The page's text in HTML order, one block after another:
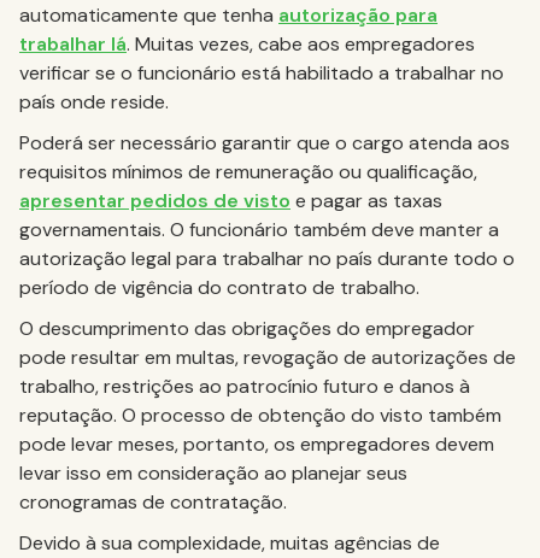
automaticamente que tenha autorização para
trabalhar lá. Muitas vezes, cabe aos empregadores
verificar se o funcionário está habilitado a trabalhar no
país onde reside.
Poderá ser necessário garantir que o cargo atenda aos
requisitos mínimos de remuneração ou qualificação,
apresentar pedidos de visto e pagar as taxas
governamentais. O funcionário também deve manter a
autorização legal para trabalhar no país durante todo o
período de vigência do contrato de trabalho.
O descumprimento das obrigações do empregador
pode resultar em multas, revogação de autorizações de
trabalho, restrições ao patrocínio futuro e danos à
reputação. O processo de obtenção do visto também
pode levar meses, portanto, os empregadores devem
levar isso em consideração ao planejar seus
cronogramas de contratação.
Devido à sua complexidade, muitas agências de